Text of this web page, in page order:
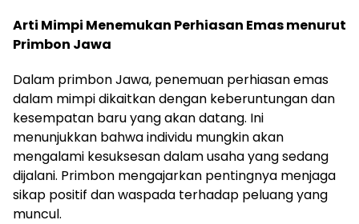
Arti Mimpi Menemukan Perhiasan Emas menurut
Primbon Jawa
Dalam primbon Jawa, penemuan perhiasan emas
dalam mimpi dikaitkan dengan keberuntungan dan
kesempatan baru yang akan datang. Ini
menunjukkan bahwa individu mungkin akan
mengalami kesuksesan dalam usaha yang sedang
dijalani. Primbon mengajarkan pentingnya menjaga
sikap positif dan waspada terhadap peluang yang
muncul.